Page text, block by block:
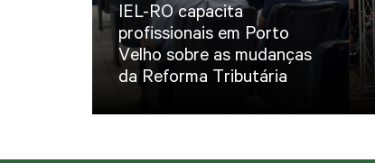
IEL-RO capacita
profissionais em Porto
Velho sobre as mudanças
da Reforma Tributária